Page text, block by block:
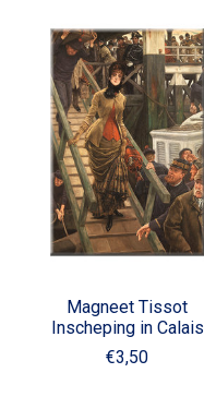
Magneet Tissot
Inscheping in Calais
€3,50